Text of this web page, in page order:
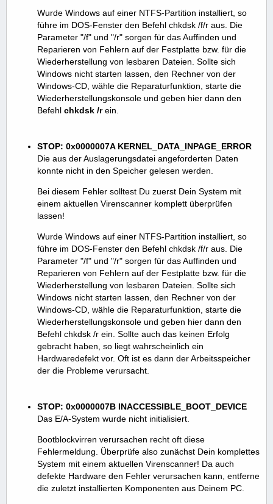
Wurde Windows auf einer NTFS-Partition installiert, so
führe im DOS-Fenster den Befehl chkdsk /f/r aus. Die
Parameter "/f" und "/r" sorgen für das Auffinden und
Reparieren von Fehlern auf der Festplatte bzw. für die
Wiederherstellung von lesbaren Dateien. Sollte sich
Windows nicht starten lassen, den Rechner von der
Windows-CD, wähle die Reparaturfunktion, starte die
Wiederherstellungskonsole und geben hier dann den
Befehl chkdsk /rein.
STOP: 0x0000007A KERNEL_DATA_INPAGE_ERROR
Die aus der Auslagerungsdatei angeforderten Daten
konnte nicht in den Speicher gelesen werden.
Bei diesem Fehler solltest Du zuerst Dein System mit
einem aktuellen Virenscanner komplett überprüfen
lassen!
Wurde Windows auf einer NTFS-Partition installiert, so
führe im DOS-Fenster den Befehl chkdsk /f/r aus. Die
Parameter "/f" und "/r" sorgen für das Auffinden und
Reparieren von Fehlern auf der Festplatte bzw. für die
Wiederherstellung von lesbaren Dateien. Sollte sich
Windows nicht starten lassen, den Rechner von der
Windows-CD, wähle die Reparaturfunktion, starte die
Wiederherstellungskonsole und geben hier dann den
Befehl chkdsk /r ein. Sollte auch das keinen Erfolg
gebracht haben, so liegt wahrscheinlich ein
Hardwaredefekt vor. Oft ist es dann der Arbeitsspeicher
der die Probleme verursacht.
STOP: 0x0000007B INACCESSIBLE_BOOT_DEVICE
Das E/A-System wurde nicht initialisiert.
Bootblockvirren verursachen recht oft diese
Fehlermeldung. Überprüfe also zunächst Dein komplettes
System mit einem aktuellen Virenscanner! Da auch
defekte Hardware den Fehler verursachen kann, entferne
die zuletzt installierten Komponenten aus Deinem PC.